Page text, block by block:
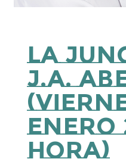
La
J.A.
Enero
Hora)